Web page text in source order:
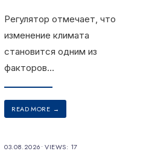
Регулятор отмечает, что
изменение климата
становится одним из
факторов...
READ MORE →
03.08.2026•VIEWS: 17